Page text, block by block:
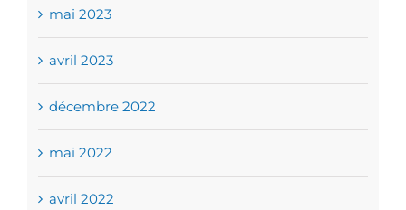
mai 2023
avril 2023
décembre 2022
mai 2022
avril 2022